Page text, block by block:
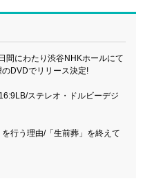
間にわたり渋谷NHKホールにて
DVDでリリース決定!
ステレオ・ドルビーデジ
行う理由/「生前葬」を終えて